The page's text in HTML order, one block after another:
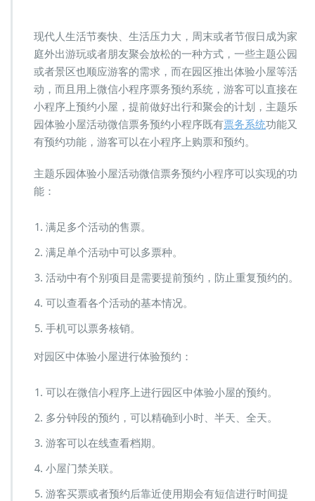
小
屋
活
动
微
信
票
务
约
小
现代人生活节奏快、生活压力大，周末或者节假日成为家
庭外出游玩或者朋友聚会放松的一种方式，一些主题公园
或者景区也顺应游客的需求，而在园区推出体验小屋等活
动，而且用上微信小程序票务预约系统，游客可以直接在
小程序上预约小屋，提前做好出行和聚会的计划，主题乐
园体验小屋活动微信票务预约小程序既有票务系统功能又
有预约功能，游客可以在小程序上购票和预约。
主题乐园体验小屋活动微信票务预约小程序可以实现的功
能：
满足多个活动的售票。
满足单个活动中可以多票种。
活动中有个别项目是需要提前预约，防止重复预约的。
可以查看各个活动的基本情况。
手机可以票务核销。
对园区中体验小屋进行体验预约：
可以在微信小程序上进行园区中体验小屋的预约。
多分钟段的预约，可以精确到小时、半天、全天。
游客可以在线查看档期。
小屋门禁关联。
游客买票或者预约后靠近使用期会有短信进行时间提